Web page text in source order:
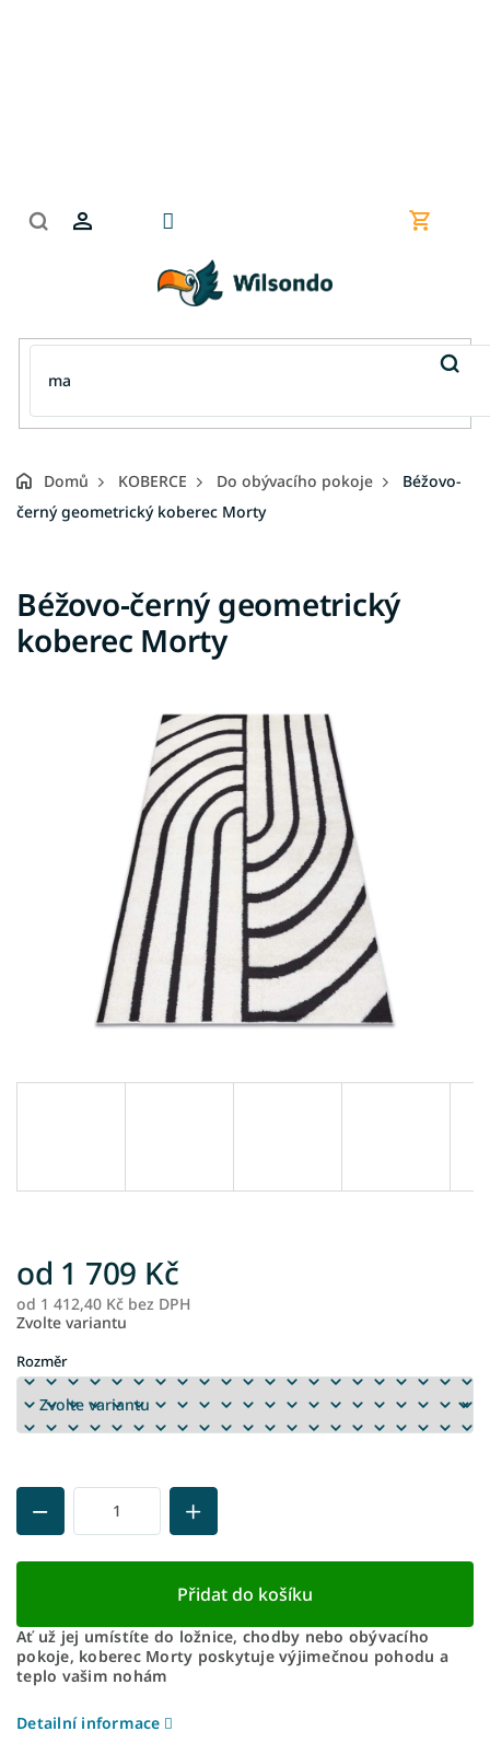
Nákupní
Domů KOBERCE Do obývacího pokoje
Béžovo-
černý geometrický koberec Morty
Béžovo-černý geometrický
koberec Morty
od 1 709 Kč
od 1 412,40 Kč bez DPH
Zvolte variantu
Rozměr
Přidat do košíku
Ať už jej umístíte do ložnice, chodby nebo obývacího
pokoje, koberec Morty poskytuje výjimečnou pohodu a
teplo vašim nohám
Detailní informace